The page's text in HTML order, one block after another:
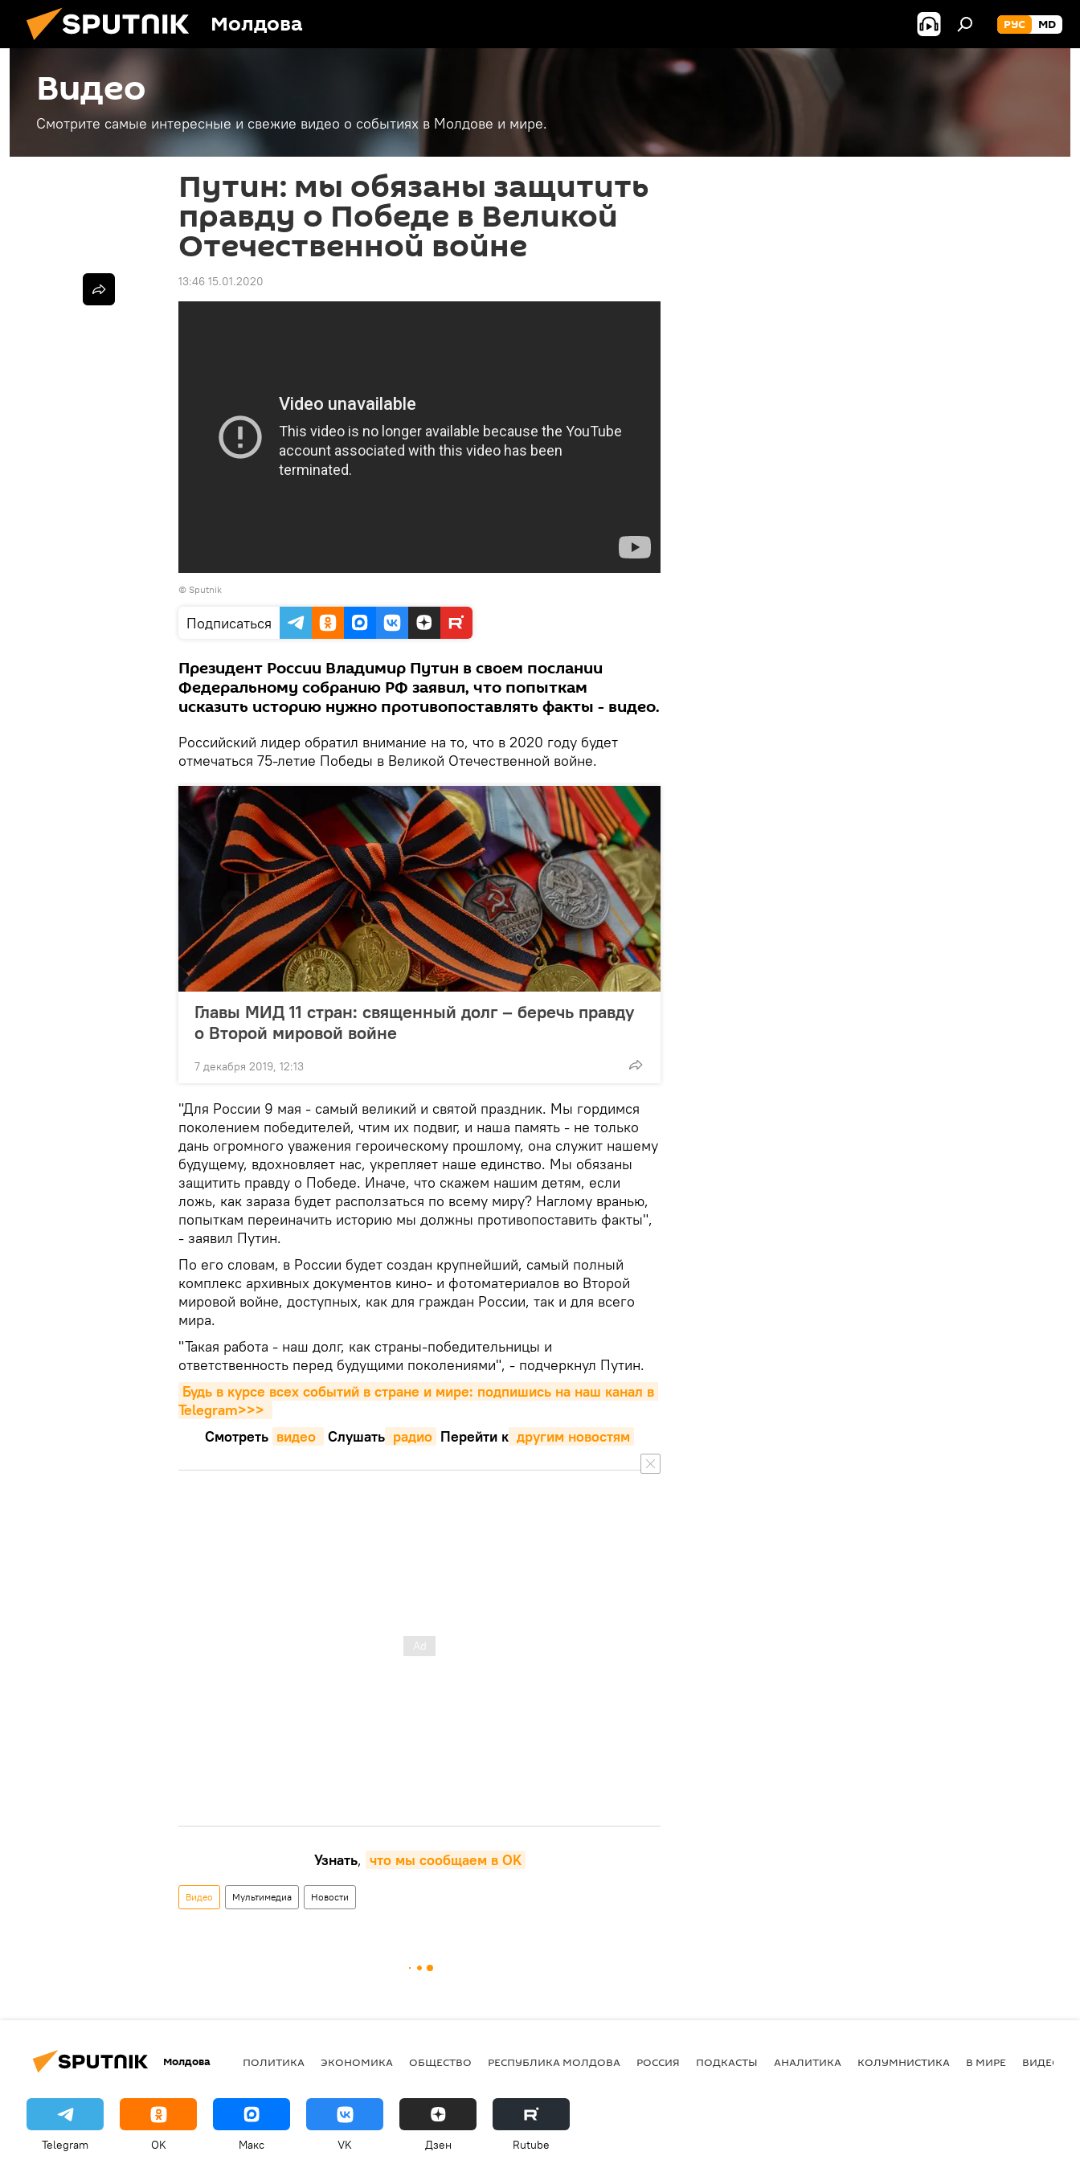
Молдова РУС MD
Видео
Смотрите самые интересные и свежие видео о событиях в Молдове и мире.
Путин: мы обязаны защитить
правду о Победе в Великой
Отечественной войне
13:46 15.01.2020
© Sputnik
Подписаться
Президент России Владимир Путин в своем послании
Федеральному собранию РФ заявил, что попыткам
исказить историю нужно противопоставлять факты - видео.
Российский лидер обратил внимание на то, что в 2020 году будет
отмечаться 75-летие Победы в Великой Отечественной войне.
Главы МИД 11 стран: священный долг – беречь правду
о Второй мировой войне
7 декабря 2019, 12:13
"Для России 9 мая - самый великий и святой праздник. Мы гордимся
поколением победителей, чтим их подвиг, и наша память - не только
дань огромного уважения героическому прошлому, она служит нашему
будущему, вдохновляет нас, укрепляет наше единство. Мы обязаны
защитить правду о Победе. Иначе, что скажем нашим детям, если
ложь, как зараза будет расползаться по всему миру? Наглому вранью,
попыткам переиначить историю мы должны противопоставить факты",
- заявил Путин.
По его словам, в России будет создан крупнейший, самый полный
комплекс архивных документов кино- и фотоматериалов во Второй
мировой войне, доступных, как для граждан России, так и для всего
мира.
"Такая работа - наш долг, как страны-победительницы и
ответственность перед будущими поколениями", - подчеркнул Путин.
Будь в курсе всех событий в стране и мире: подпишись на наш канал в
Telegram>>>
Смотреть видео Cлушать радио Перейти к другим новостям
Узнать, что мы сообщаем в OK
Видео Мультимедиа Новости
Молдова ПОЛИТИКА ЭКОНОМИКА ОБЩЕСТВО РЕСПУБЛИКА МОЛДОВА РОССИЯ ПОДКАСТЫ АНАЛИТИКА КОЛУМНИСТИКА В МИРЕ ВИДЕО
Telegram OK Макс VK Дзен Rutube